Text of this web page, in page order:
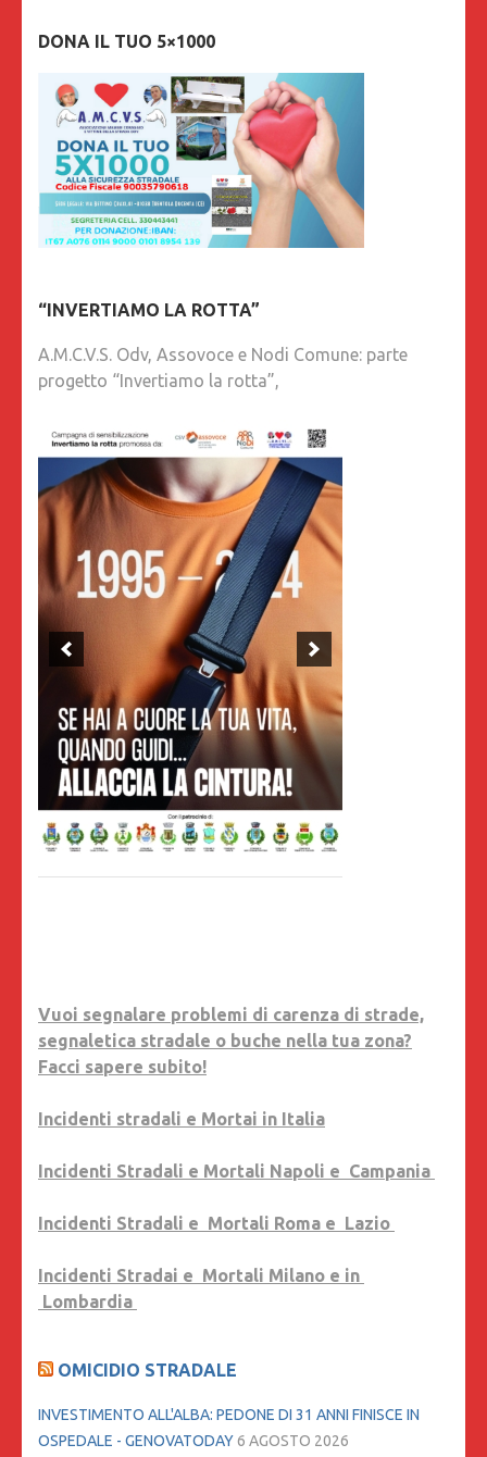
DONA IL TUO 5×1000
“INVERTIAMO LA ROTTA”
A.M.C.V.S. Odv, Assovoce e Nodi Comune: parte
progetto “Invertiamo la rotta”,
Vuoi segnalare problemi di carenza di strade,
segnaletica stradale o buche nella tua zona?
Facci sapere subito!
Incidenti stradali e Mortai in Italia
Incidenti Stradali e Mortali Napoli e Campania
Incidenti Stradali e Mortali Roma e Lazio
Incidenti Stradai e Mortali Milano e in
Lombardia
OMICIDIO STRADALE
INVESTIMENTO ALL'ALBA: PEDONE DI 31 ANNI FINISCE IN
OSPEDALE - GENOVATODAY6 AGOSTO 2026